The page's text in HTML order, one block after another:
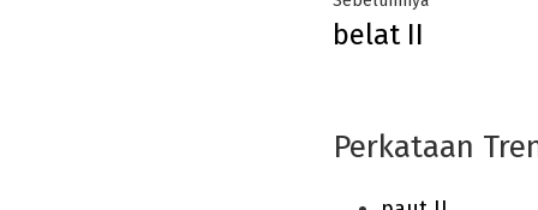
navigation
belat II
Perkataan